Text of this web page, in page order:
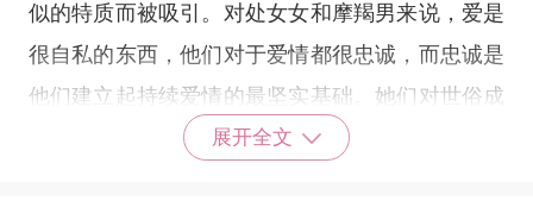
似的特质而被吸引。对处女女和摩羯男来说，爱是
很自私的东西，他们对于爱情都很忠诚，而忠诚是
他们建立起持续爱情的最坚实基础。她们对世俗成
功有着一致的目标，都愿意为成功奋斗，不会偷
展开全文